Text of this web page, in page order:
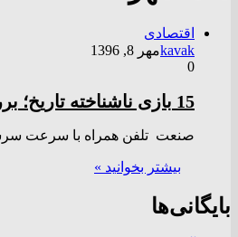
اقتصادی
kavakمهر 8, 1396
0
15 بازی ناشناخته تاریخ؛ بررسی بازی های کمتر دیده شده نسل قبل
صنعت تلفن همراه با سرعت
بیشتر بخوانید »
بایگانی‌ها